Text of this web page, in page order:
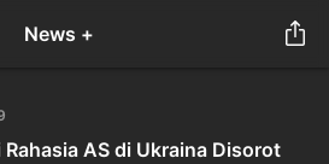
News +
AS di Ukraina Disorot